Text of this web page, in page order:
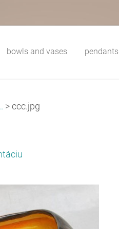
bowls and vases pendants
> ccc.jpg